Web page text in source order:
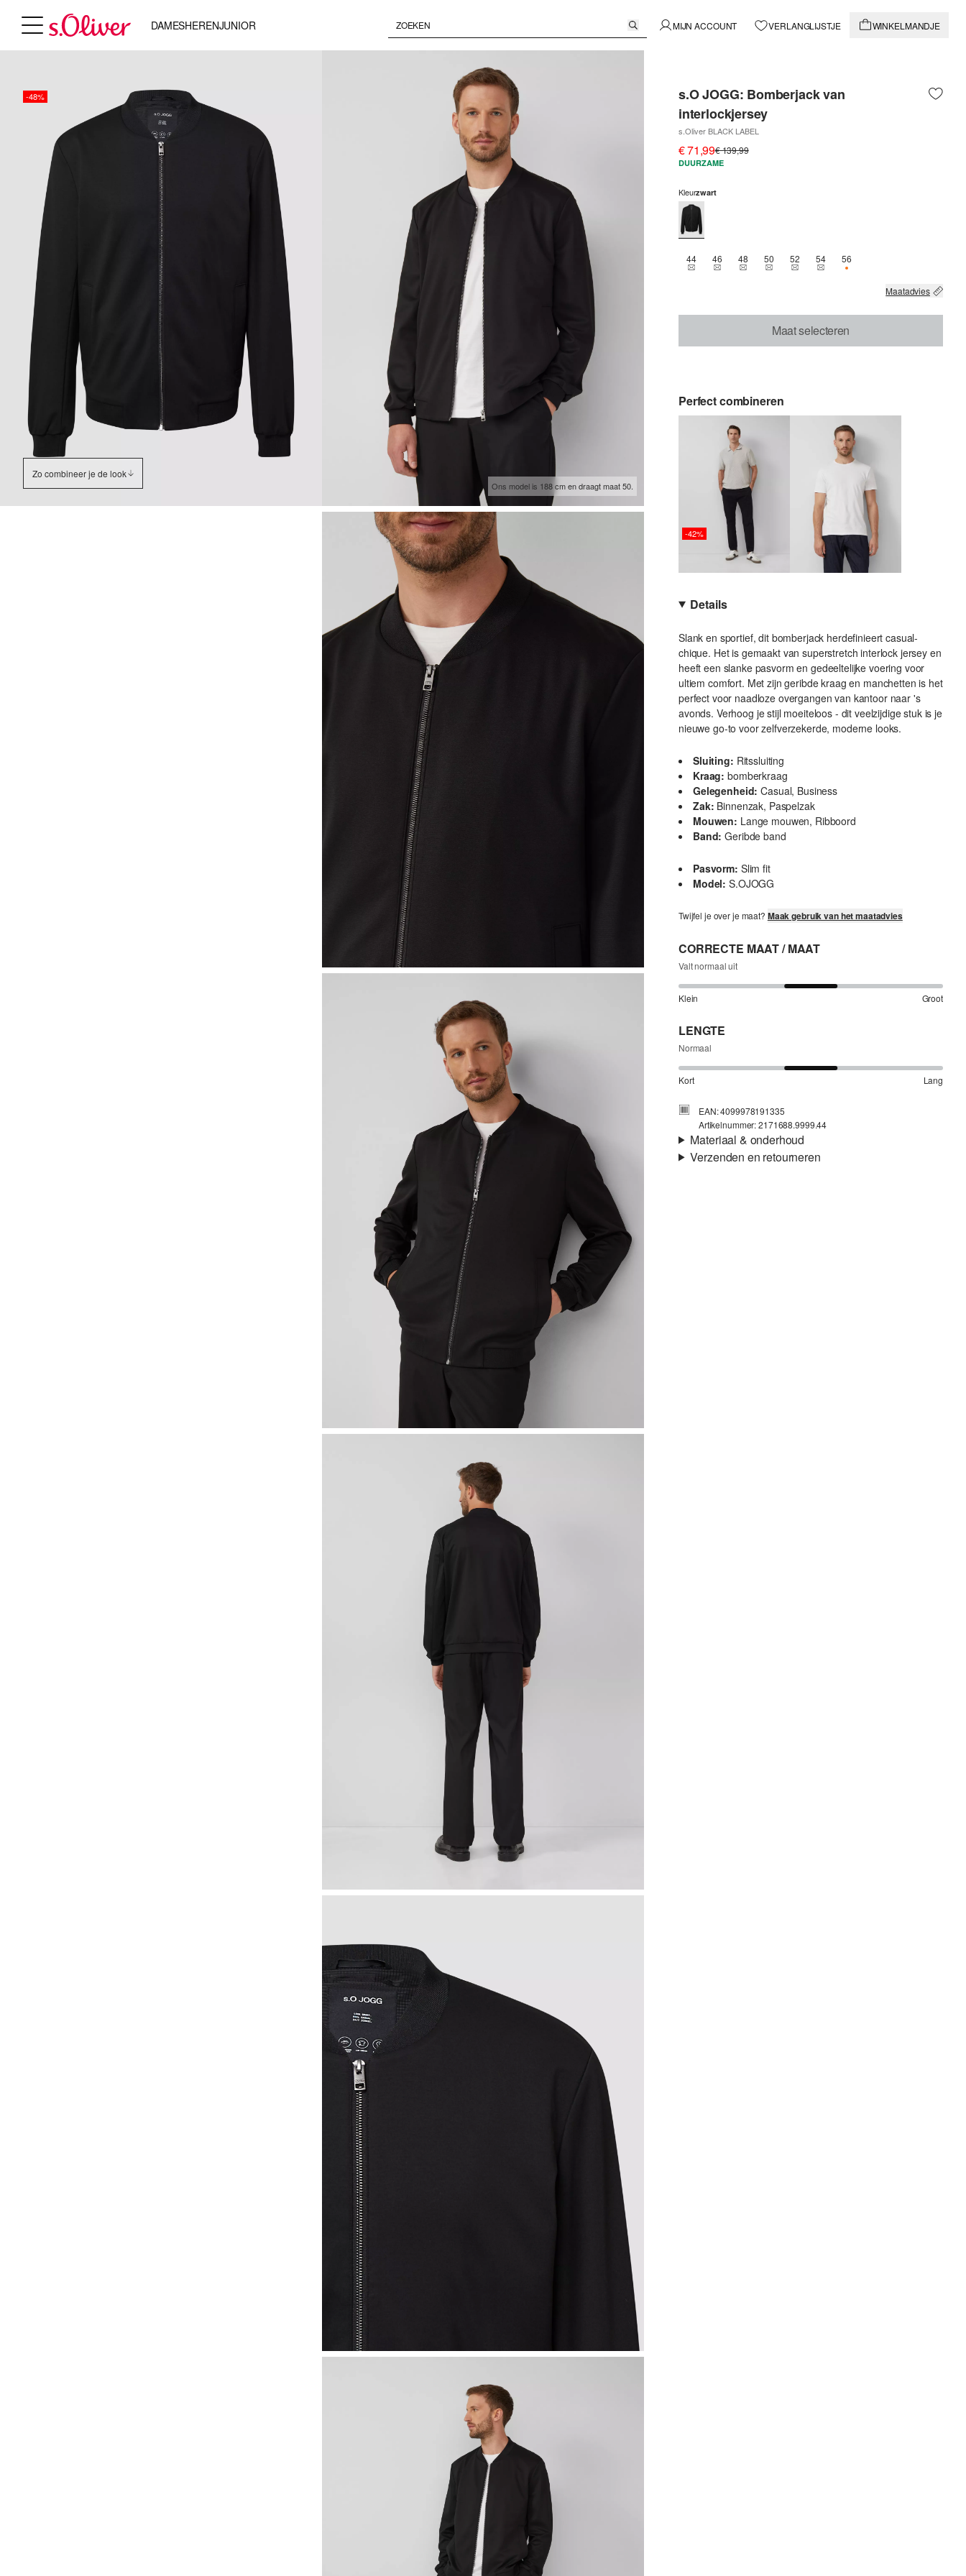
DAMESHERENJUNIOR MIJN ACCOUNT VERLANGLIJSTJE WINKELMANDJE
-48%
Zo combineer je de look
Ons model is 188 cm en draagt maat 50.
s.O JOGG: Bomberjack van
interlockjersey
s.Oliver BLACK LABEL
€ 71,99€ 139,99
DUURZAME
Kleurzwart
44THIS SIZE IS CURRENTLY OUT OF STOCK
46THIS SIZE IS CURRENTLY OUT OF STOCK
48THIS SIZE IS CURRENTLY OUT OF STOCK
50THIS SIZE IS CURRENTLY OUT OF STOCK
52THIS SIZE IS CURRENTLY OUT OF STOCK
54THIS SIZE IS CURRENTLY OUT OF
56NOG 1 BESCHIKBAAR
Maatadvies
Maat selecteren
Perfect combineren
-42%
Details
Slank en sportief, dit bomberjack herdefinieert casual-
chique. Het is gemaakt van superstretch interlock jersey en
heeft een slanke pasvorm en gedeeltelijke voering voor
ultiem comfort. Met zijn geribde kraag en manchetten is het
perfect voor naadloze overgangen van kantoor naar 's
avonds. Verhoog je stijl moeiteloos - dit veelzijdige stuk is je
nieuwe go-to voor zelfverzekerde, moderne looks.
Sluiting: Ritssluiting
Kraag: bomberkraag
Gelegenheid: Casual, Business
Zak: Binnenzak, Paspelzak
Mouwen: Lange mouwen, Ribboord
Band: Geribde band
Pasvorm: Slim fit
Model: S.OJOGG
Twijfel je over je maat? Maak gebruik van het maatadvies
CORRECTE MAAT / MAAT
Valt normaal uit
Klein Groot
LENGTE
Normaal
Kort Lang
EAN: 4099978191335
Artikelnummer: 2171688.9999.44
Materiaal & onderhoud
Verzenden en retourneren